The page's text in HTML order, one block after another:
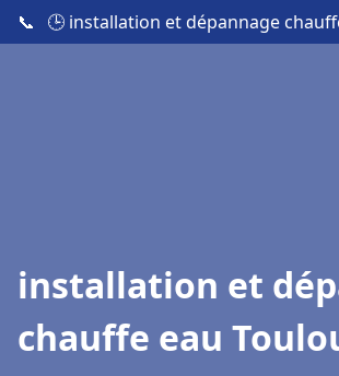
📞 🕒 installation et dépannage
installation et
chauffe eau